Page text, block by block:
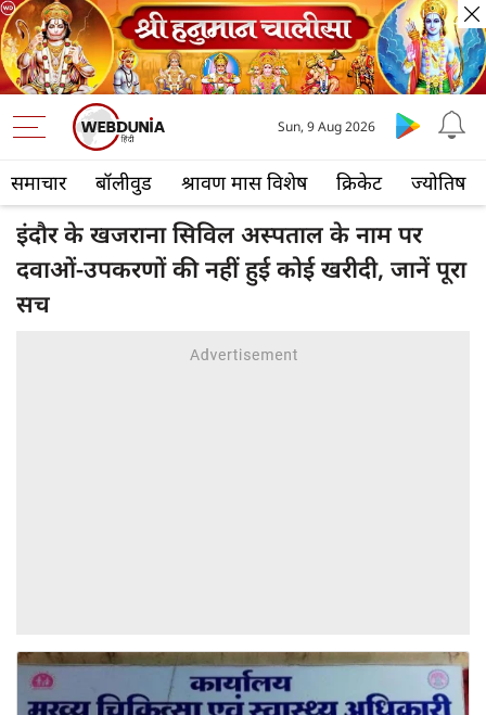
समाचार बॉलीवुड श्रावण मास विशेष क्रिकेट ज्योतिष
Sun, 9 Aug 2026
इंदौर के खजराना सिविल अस्पताल के नाम पर
दवाओं-उपकरणों की नहीं हुई कोई खरीदी, जानें पूरा
सच